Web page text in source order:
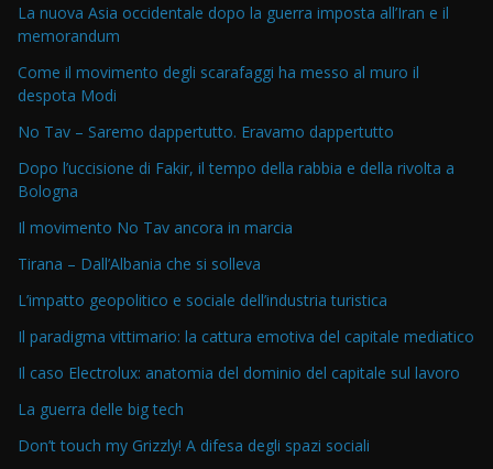
La nuova Asia occidentale dopo la guerra imposta all’Iran e il
memorandum
Come il movimento degli scarafaggi ha messo al muro il
despota Modi
No Tav – Saremo dappertutto. Eravamo dappertutto
Dopo l’uccisione di Fakir, il tempo della rabbia e della rivolta a
Bologna
Il movimento No Tav ancora in marcia
Tirana – Dall’Albania che si solleva
L’impatto geopolitico e sociale dell’industria turistica
Il paradigma vittimario: la cattura emotiva del capitale mediatico
Il caso Electrolux: anatomia del dominio del capitale sul lavoro
La guerra delle big tech
Don’t touch my Grizzly! A difesa degli spazi sociali